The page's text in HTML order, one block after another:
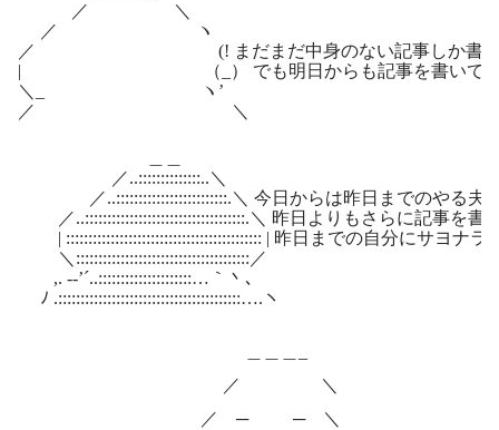
／ ＼
／ ヽ
／ (! まだまだ中身のない記事しか書けな
| （_） でも明日からも記事を書いてい
＼_ ヽ’
／ ＼
／..::::::::::::::..＼
／..:::::::::::::::::::::::::.＼ 今日からは昨日までのやる夫
／..::::::::::::::::::::::::::::::::::::.＼ 昨日よりもさらに記事を書
| :::::::::::::::::::::::::::::::::::::::::::: | 昨日までの自分にサヨナラ
＼:::::::::::::::::::::::::::::::::::::::／
,. -‐’´..:::::::::::::::::::::…｀丶､
ﾉ .:::::::::::::::::::::::::::::::::::::::::….ヽ
／ ＼
／ ─ ─ ＼